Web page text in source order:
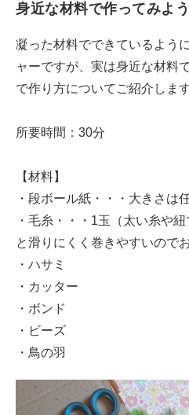
身近な材料で作ってみよう
凝った材料でできているよう
ャーですが、実は身近な材料
で作り方についてご紹介します
所要時間：30分
【材料】
・段ボール紙・・・大きさは
・毛糸・・・1玉（太い糸や
と滑りにくく巻きやすいので
・ハサミ
・カッター
・ボンド
・ビーズ
・鳥の羽